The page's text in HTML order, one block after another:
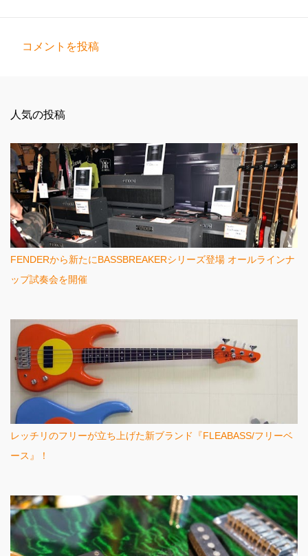
ト
コメントを投稿
人気の投稿
FENDERから新たにBASSBREAKERシリーズ登場 オールラインナ
ップ試奏会を開催
レッチリのフリーが立ち上げた新ブランド『FLEABASS/フリーベ
ース』！